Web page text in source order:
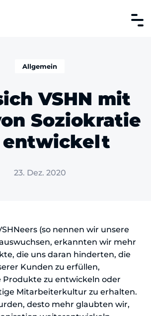
Allgemein
VSHN mit
Soziokratie
entwickelt
23. Dez. 2020
(so nennen wir unsere
erkannten wir mehr
die uns daran hinderten, die
Kunden zu erfüllen,
Produkte zu entwickeln oder
Mitarbeiterkultur zu erhalten.
desto mehr glaubten wir,